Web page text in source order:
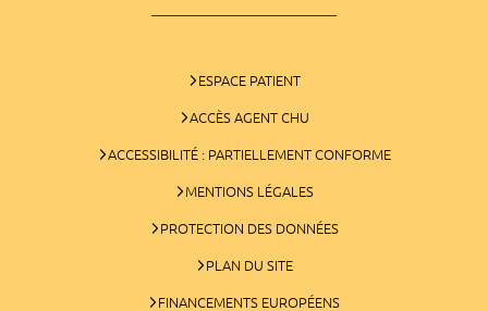
ESPACE PATIENT
ACCÈS AGENT CHU
ACCESSIBILITÉ : PARTIELLEMENT CONFORME
MENTIONS LÉGALES
PROTECTION DES DONNÉES
PLAN DU SITE
FINANCEMENTS EUROPÉENS